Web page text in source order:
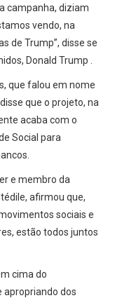
campanha, diziam
vendo, na
de Trump”, disse se
Donald Trump .
que falou em nome
que o projeto, na
acaba com o
Social para
e membro da
afirmou que,
sociais e
estão todos juntos
cima do
apropriando dos